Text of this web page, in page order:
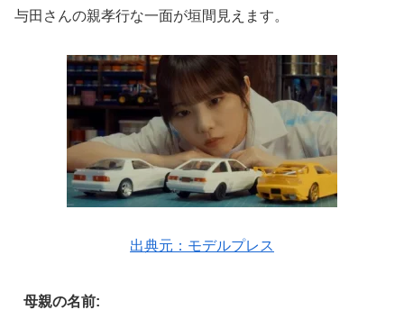
与田さんの親孝行な一面が垣間見えます。
出典元：モデルプレス
母親の名前: